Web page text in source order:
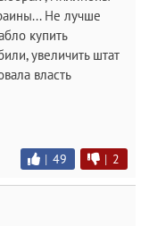
Не лучше
купить
увеличить штат
власть
| 49 | 2